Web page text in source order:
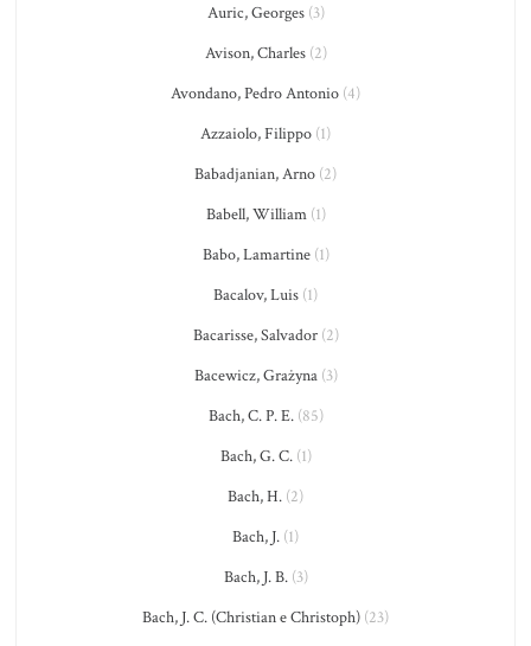
Auric, Georges(3)
Avison, Charles(2)
Avondano, Pedro Antonio (4)
Azzaiolo, Filippo (1)
Babadjanian, Arno (2)
Babell, William(1)
Babo, Lamartine(1)
Bacalov, Luis (1)
Bacarisse, Salvador(2)
Bacewicz, Grażyna(3)
Bach, C. P. E.(85)
Bach, G. C.(1)
Bach, H. (2)
Bach, J. (1)
Bach, J. B.(3)
Bach, J. C. (Christian e Christoph) (23)